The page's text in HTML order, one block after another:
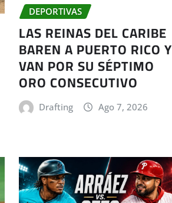
DEPORTIVAS
LAS REINAS DEL CARIBE
BAREN A PUERTO RICO Y
VAN POR SU SÉPTIMO
ORO CONSECUTIVO
Drafting Ago 7, 2026